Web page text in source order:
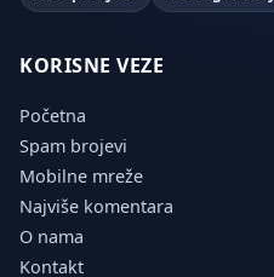
KORISNE VEZE
Početna
Spam brojevi
Mobilne mreže
Najviše komentara
O nama
Kontakt